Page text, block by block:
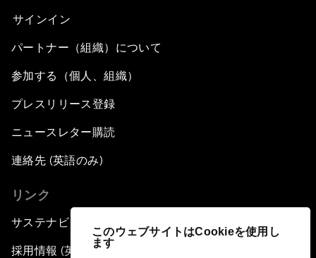
このウェブサイトはCookieを使用し
ます
サインイン
パートナー（組織）について
参加する（個人、組織）
プレスリリース登録
ニュースレター購読
連絡先 (英語のみ)
リンク
サステナビリティへの取り組み
採用情報 (英語のみ)